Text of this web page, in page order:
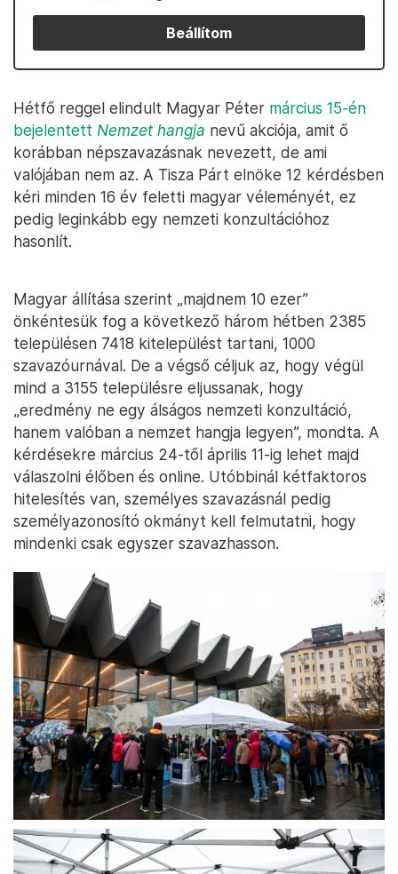
Beállítom
Hétfő reggel elindult Magyar Péter március 15-én
bejelentett Nemzet hangja nevű akciója, amit ő
korábban népszavazásnak nevezett, de ami
valójában nem az. A Tisza Párt elnöke 12 kérdésben
kéri minden 16 év feletti magyar véleményét, ez
pedig leginkább egy nemzeti konzultációhoz
hasonlít.
Magyar állítása szerint „majdnem 10 ezer”
önkéntesük fog a következő három hétben 2385
településen 7418 kitelepülést tartani, 1000
szavazóurnával. De a végső céljuk az, hogy végül
mind a 3155 településre eljussanak, hogy
„eredmény ne egy álságos nemzeti konzultáció,
hanem valóban a nemzet hangja legyen”, mondta. A
kérdésekre március 24-től április 11-ig lehet majd
válaszolni élőben és online. Utóbbinál kétfaktoros
hitelesítés van, személyes szavazásnál pedig
személyazonosító okmányt kell felmutatni, hogy
mindenki csak egyszer szavazhasson.